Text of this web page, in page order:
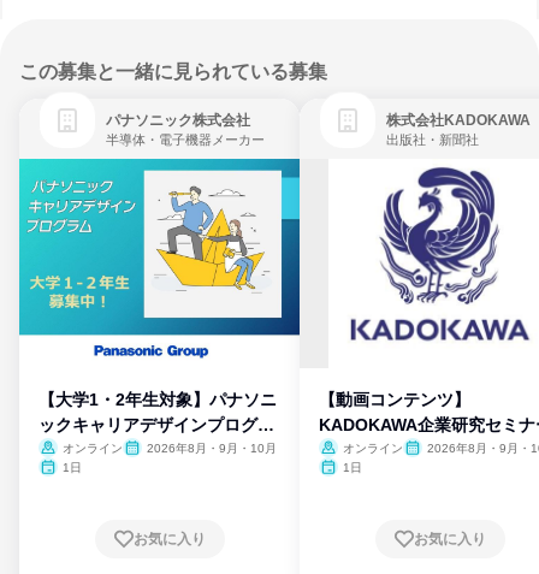
この募集と一緒に見られている募集
パナソニック株式会社
半導体・電子機器メーカー
【大学1・2年生対象】パナソニ
ックキャリアデザインプログラ
ム
オンライン
2026年8月・9月・10月
1日
お気に入り
株式会社KADOKAWA
出版社・新聞社
【動画コンテンツ】
KADOKAWA企業研究セミナ
オンライン
2026年8月・9月・
1日
お気に入り